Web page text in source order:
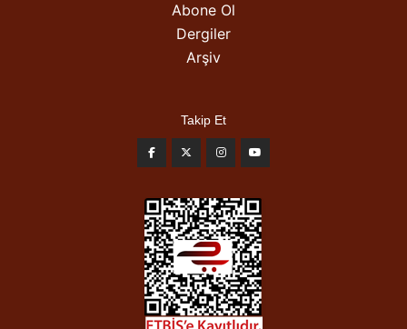
Abone Ol
Dergiler
Arşiv
Takip Et